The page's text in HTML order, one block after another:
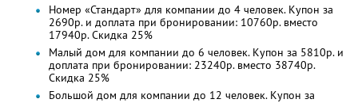
Номер «Стандарт» для компании до 4 человек. Купон за
2690р. и доплата при бронировании: 10760р. вместо
17940р. Скидка 25%
Малый дом для компании до 6 человек. Купон за 5810р. и
доплата при бронировании: 23240р. вместо 38740р.
Скидка 25%
Большой дом для компании до 12 человек. Купон за